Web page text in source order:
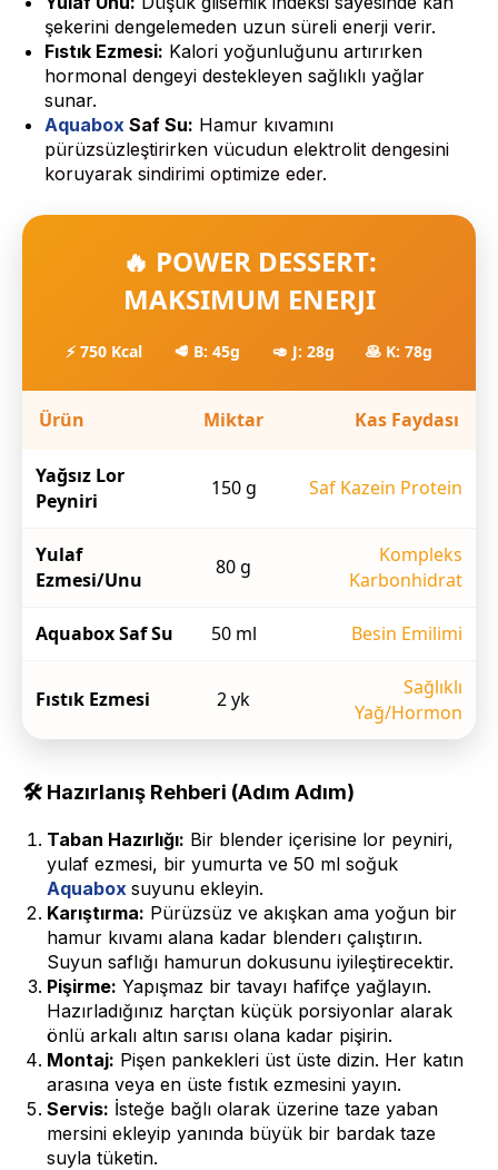
şekerini dengelemeden uzun süreli enerji verir.
Fıstık Ezmesi: Kalori yoğunluğunu artırırken
hormonal dengeyi destekleyen sağlıklı yağlar
sunar.
Aquabox Saf Su: Hamur kıvamını
pürüzsüzleştirirken vücudun elektrolit dengesini
koruyarak sindirimi optimize eder.
🔥 POWER DESSERT:
MAKSIMUM ENERJI
⚡ 750 Kcal 🥩 B: 45g 🥑 J: 28g 🥞 K: 78g
Ürün Miktar Kas Faydası
Yağsız Lor
Peyniri
150 g Saf Kazein Protein
Yulaf
Ezmesi/Unu
80 g
Kompleks
Karbonhidrat
Aquabox Saf Su 50 ml Besin Emilimi
Fıstık Ezmesi 2 yk
Sağlıklı
Yağ/Hormon
🛠 Hazırlanış Rehberi (Adım Adım)
Taban Hazırlığı: Bir blender içerisine lor peyniri,
yulaf ezmesi, bir yumurta ve 50 ml soğuk
Aquabox suyunu ekleyin.
Karıştırma: Pürüzsüz ve akışkan ama yoğun bir
hamur kıvamı alana kadar blenderı çalıştırın.
Suyun saflığı hamurun dokusunu iyileştirecektir.
Pişirme: Yapışmaz bir tavayı hafifçe yağlayın.
Hazırladığınız harçtan küçük porsiyonlar alarak
önlü arkalı altın sarısı olana kadar pişirin.
Montaj: Pişen pankekleri üst üste dizin. Her katın
arasına veya en üste fıstık ezmesini yayın.
Servis: İsteğe bağlı olarak üzerine taze yaban
mersini ekleyip yanında büyük bir bardak taze
suyla tüketin.